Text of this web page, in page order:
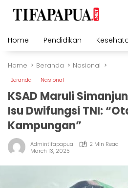
Home
Pendidikan
Home Beranda Nasional
Beranda Nasional
KSAD Maruli
Isu Dwifungsi TNI:
Kampungan”
Admintifapapua
2 Min Read
March 13, 2025